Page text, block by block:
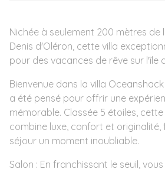
Nichée à seulement 200 mètres de
Denis d'Oléron, cette villa
pour des vacances de rêve sur l'île
Bienvenue dans la villa
a été pensé pour offrir une
mémorable. Classée 5 étoiles,
combine luxe, confort et
séjour un moment inoubliable.
Salon : En franchissant le seuil,